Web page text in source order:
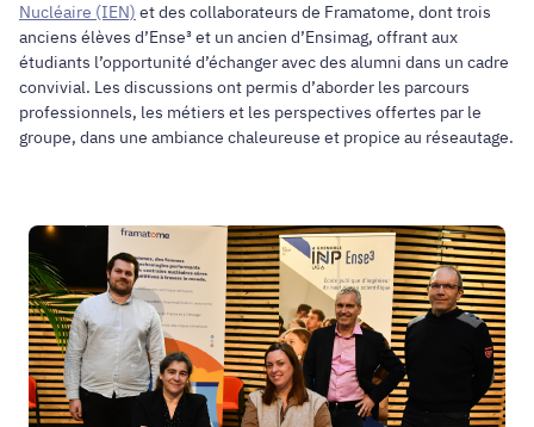
Nucléaire (IEN) et des collaborateurs de Framatome, dont trois
anciens élèves d’Ense³ et un ancien d’Ensimag, offrant aux
étudiants l’opportunité d’échanger avec des alumni dans un cadre
convivial. Les discussions ont permis d’aborder les parcours
professionnels, les métiers et les perspectives offertes par le
groupe, dans une ambiance chaleureuse et propice au réseautage.